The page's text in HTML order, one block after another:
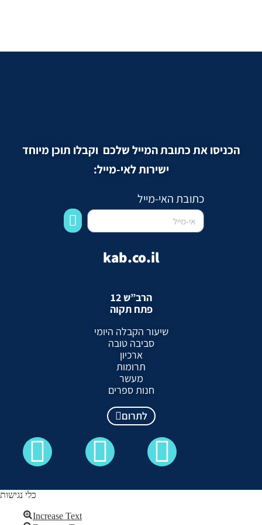
הכניסו את כתובת המייל שלכם וקבלו תוכן מיוחד
ישירות לאי-מייל:
כתובת האי-מייל
kab.co.il
הרב”ש 12
פתח תקוה
שיעור הקבלה היומי
סביבה טובה
ארכיון
תרומות
מעשר
חנות ספרים
לתרום
כלי נגישות
Increase Text